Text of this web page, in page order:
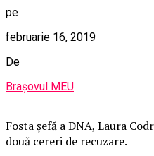
pe
februarie 16, 2019
De
Brașovul MEU
Fosta șefă a DNA, Laura
două cereri de recuzare.